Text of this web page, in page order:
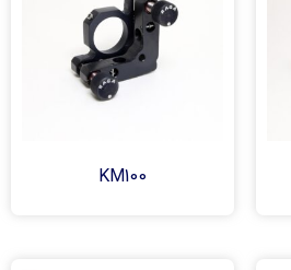
KM100